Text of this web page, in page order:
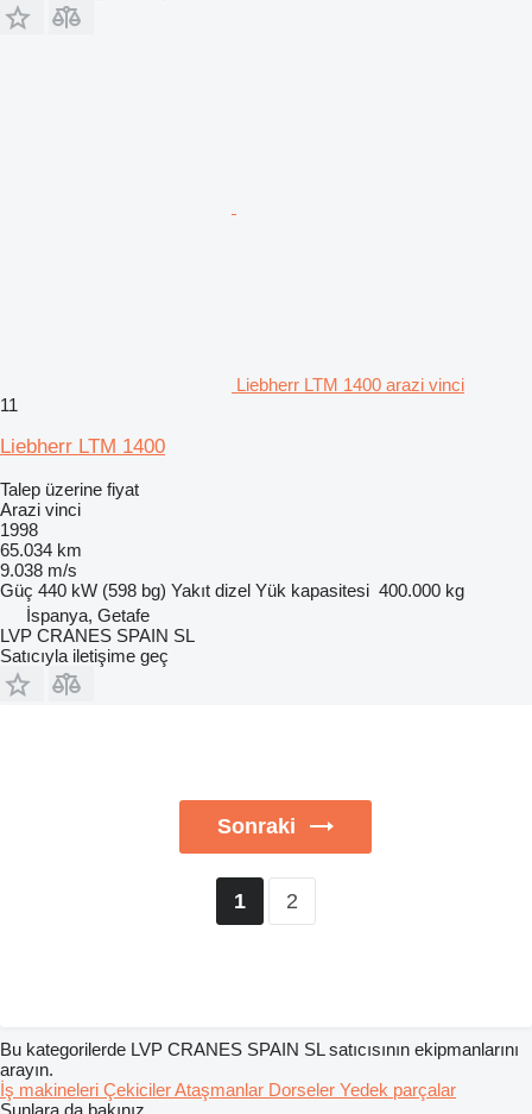
Liebherr LTM 1400 arazi vinci
11
Liebherr LTM 1400
Talep üzerine fiyat
Arazi vinci
1998
65.034 km
9.038 m/s
Güç 440 kW (598 bg) Yakıt dizel Yük kapasitesi 400.000 kg
İspanya, Getafe
LVP CRANES SPAIN SL
Satıcıyla iletişime geç
Sonraki
1 2
Bu kategorilerde LVP CRANES SPAIN SL satıcısının ekipmanlarını
arayın.
İş makineleri ÇekicilerAtaşmanlar Dorseler Yedek parçalar